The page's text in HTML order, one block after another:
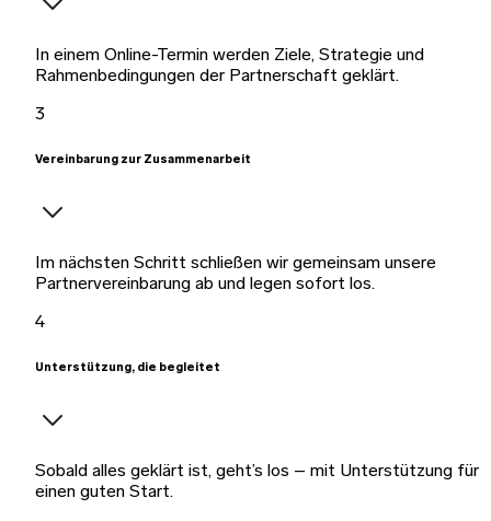
In einem Online-Termin werden Ziele, Strategie und
Rahmenbedingungen der Partnerschaft geklärt.
3
Vereinbarung zur Zusammenarbeit
Im nächsten Schritt schließen wir gemeinsam unsere
Partnervereinbarung ab und legen sofort los.
4
Unterstützung, die begleitet
Sobald alles geklärt ist, geht’s los – mit Unterstützung für
einen guten Start.